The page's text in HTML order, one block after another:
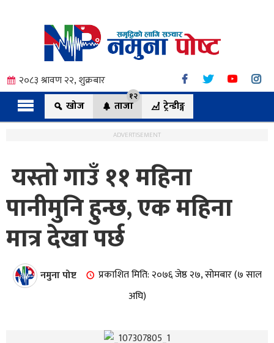
२०८३ श्रावण २२, शुक्रबार
खोज
ताजा
१२
ट्रेन्डीङ्ग
ADVERTISEMENT
यस्तो गाउँ ११ महिना
पानीमुनि हुन्छ, एक महिना
मात्र देखा पर्छ
नमुना पोष्ट
प्रकाशित मिति: २०७६ जेष्ठ २७, सोमबार (७ साल
अघि)